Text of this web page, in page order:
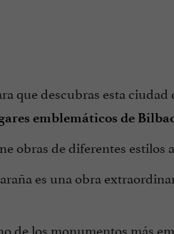
que descubras esta
emblemáticos de
obras de diferentes estilos
es una obra
de los monumentos más